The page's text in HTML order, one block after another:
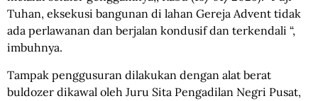
Tuhan, eksekusi bangunan di lahan Gereja Advent tidak
ada perlawanan dan berjalan kondusif dan terkendali “,
imbuhnya.
Tampak penggusuran dilakukan dengan alat berat
buldozer dikawal oleh Juru Sita Pengadilan Negri Pusat,